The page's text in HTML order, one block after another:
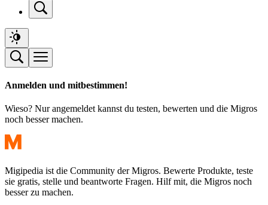
Anmelden und mitbestimmen!
Wieso? Nur angemeldet kannst du testen, bewerten und die Migros
noch besser machen.
Migipedia ist die Community der Migros. Bewerte Produkte, teste
sie gratis, stelle und beantworte Fragen. Hilf mit, die Migros noch
besser zu machen.